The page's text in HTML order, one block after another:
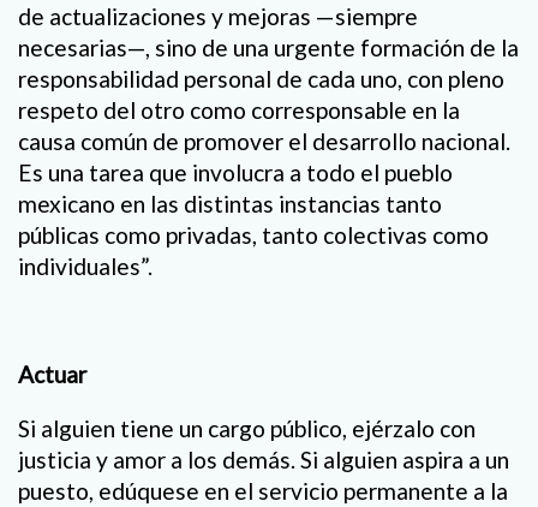
de actualizaciones y mejoras —siempre
necesarias—, sino de una urgente formación de la
responsabilidad personal de cada uno, con pleno
respeto del otro como corresponsable en la
causa común de promover el desarrollo nacional.
Es una tarea que involucra a todo el pueblo
mexicano en las distintas instancias tanto
públicas como privadas, tanto colectivas como
individuales”.
Actuar
Si alguien tiene un cargo público, ejérzalo con
justicia y amor a los demás. Si alguien aspira a un
puesto, edúquese en el servicio permanente a la